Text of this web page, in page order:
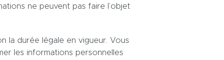
ne peuvent pas faire l’objet
la durée légale en vigueur. Vous
les informations personnelles